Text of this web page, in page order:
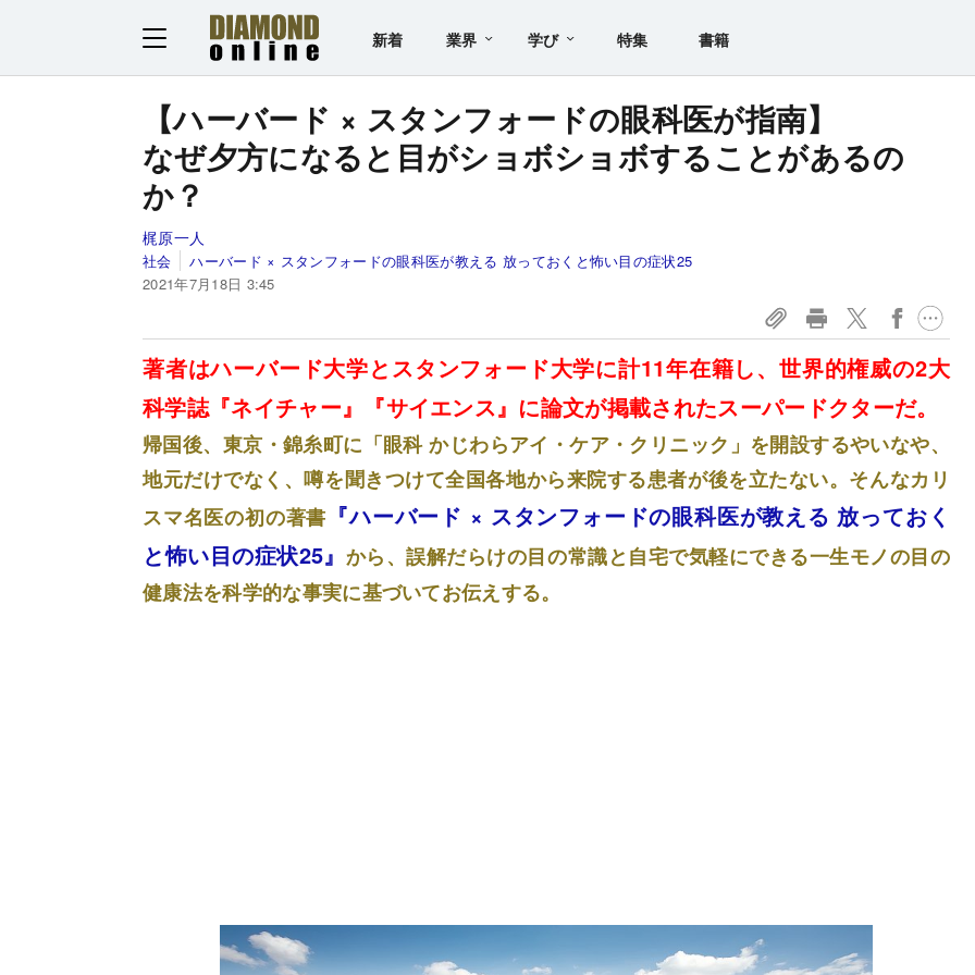
新着 業界 学び 特集 書籍
【ハーバード × スタンフォードの眼科医が指南】
なぜ夕方になると目がショボショボすることがあるの
か？
梶原一人
社会
ハーバード × スタンフォードの眼科医が教える 放っておくと怖い目の症状25
2021年7月18日 3:45
著者はハーバード大学とスタンフォード大学に計11年在籍し、世界的権威の2大
科学誌『ネイチャー』『サイエンス』に論文が掲載されたスーパードクターだ。
帰国後、東京・錦糸町に「眼科 かじわらアイ・ケア・クリニック」を開設するやいなや、
地元だけでなく、噂を聞きつけて全国各地から来院する患者が後を立たない。そんなカリ
スマ名医の初の著書 『ハーバード × スタンフォードの眼科医が教える 放っておく
と怖い目の症状25』 から、誤解だらけの目の常識と自宅で気軽にできる一生モノの目の
健康法を科学的な事実に基づいてお伝えする。